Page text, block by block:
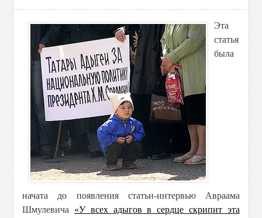
Эта
статья
была
начата до появления статьи-интервью Авраама
Шмулевича «У всех адыгов в сердце скрипит эта